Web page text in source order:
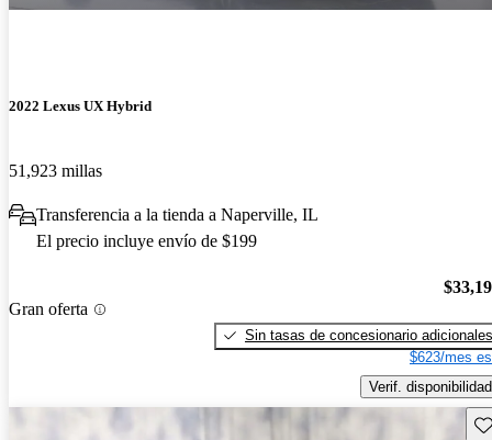
2022 Lexus UX Hybrid
51,923 millas
Transferencia a la tienda a Naperville, IL
El precio incluye envío de $199
Gran oferta
Sin tasas de concesionario adicionales
$623/mes
Verif. disponibilidad